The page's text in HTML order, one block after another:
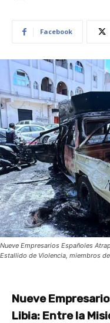
Facebook
Nueve Empresarios Españoles
Estallido de Violencia, miembros
Nueve
Libia: Entre la